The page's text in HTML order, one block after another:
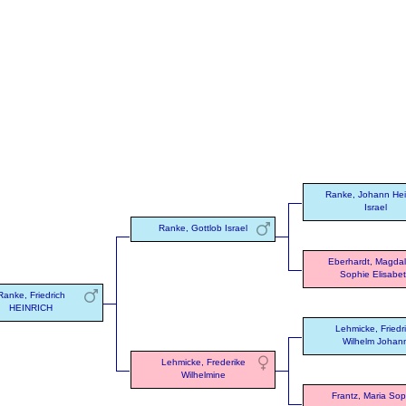
Friedrich
HEINRICH
Ranke, Gottlob Israel
Ranke, Johann
Israel
Eberhardt,
Sophie
Lehmicke, Frederike
Wilhelmine
Lehmicke,
Wilhelm
Frantz, Maria